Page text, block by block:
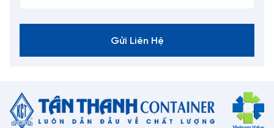
Gửi Liên Hệ